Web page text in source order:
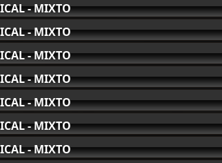
- MIXTO
- MIXTO
- MIXTO
- MIXTO
- MIXTO
- MIXTO
- MIXTO